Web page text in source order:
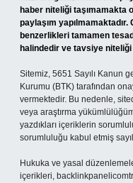
haber niteliği taşımamakta
paylaşım
benzerlikleri tamamen
halindedir ve tavsiye niteliği
Sitemiz, 5651 Sayılı Kanun
Kurumu (BTK) tarafından
vermektedir. Bu nedenle,
veya araştırma
yazdıkları içeriklerin
sorumluluğu kabul etmiş
Hukuka ve yasal
içerikleri,